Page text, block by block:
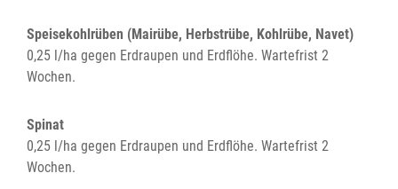
Speisekohlrüben (Mairübe, Herbstrübe, Kohlrübe, Navet)
0,25 l/ha gegen Erdraupen und Erdflöhe. Wartefrist 2
Wochen.
Spinat
0,25 l/ha gegen Erdraupen und Erdflöhe. Wartefrist 2
Wochen.